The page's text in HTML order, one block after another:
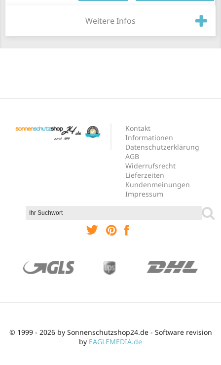
Weitere Infos
Kontakt
Informationen
Datenschutzerklärung
AGB
Widerrufsrecht
Lieferzeiten
Kundenmeinungen
Impressum
© 1999 - 2026 by Sonnenschutzshop24.de - Software revision
by EAGLEMEDIA.de